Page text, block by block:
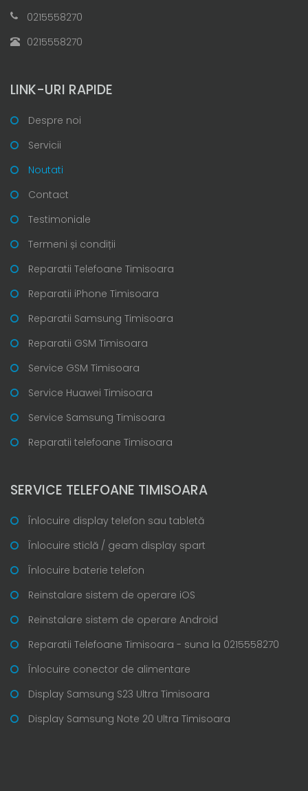
0215558270
0215558270
LINK-URI RAPIDE
Despre noi
Servicii
Noutati
Contact
Testimoniale
Termeni și condiții
Reparatii Telefoane Timisoara
Reparatii iPhone Timisoara
Reparatii Samsung Timisoara
Reparatii GSM Timisoara
Service GSM Timisoara
Service Huawei Timisoara
Service Samsung Timisoara
Reparatii telefoane Timisoara
SERVICE TELEFOANE TIMISOARA
Înlocuire display telefon sau tabletă
Înlocuire sticlă / geam display spart
Înlocuire baterie telefon
Reinstalare sistem de operare iOS
Reinstalare sistem de operare Android
Reparatii Telefoane Timisoara - suna la 0215558270
Înlocuire conector de alimentare
Display Samsung S23 Ultra Timisoara
Display Samsung Note 20 Ultra Timisoara